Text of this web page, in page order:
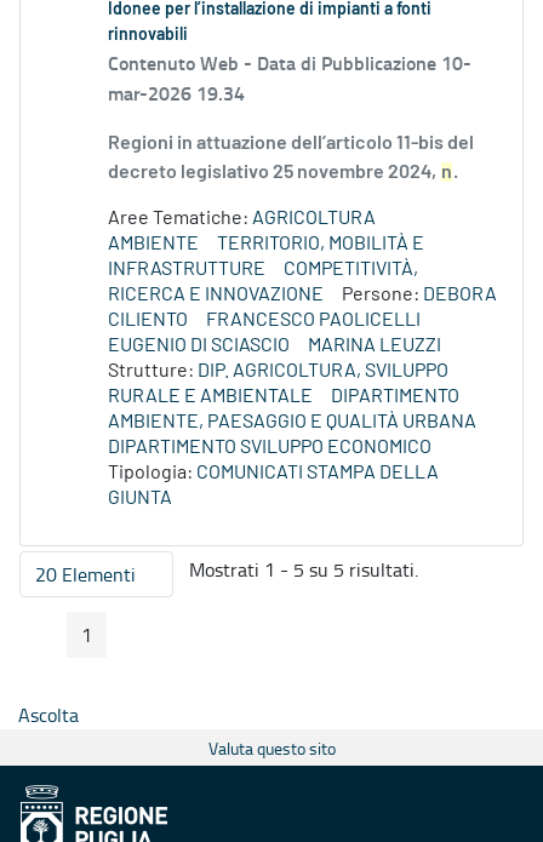
Idonee per l’installazione di impianti a fonti
rinnovabili
Contenuto Web - Data di Pubblicazione 10-
mar-2026 19.34
Regioni in attuazione dell’articolo 11-bis del
decreto legislativo 25 novembre 2024, n.
Aree Tematiche: AGRICOLTURA
AMBIENTE
TERRITORIO, MOBILITÀ E
INFRASTRUTTURE
COMPETITIVITÀ,
RICERCA E INNOVAZIONE
Persone: DEBORA
CILIENTO
FRANCESCO PAOLICELLI
EUGENIO DI SCIASCIO
MARINA LEUZZI
Strutture: DIP. AGRICOLTURA, SVILUPPO
RURALE E AMBIENTALE
DIPARTIMENTO
AMBIENTE, PAESAGGIO E QUALITÀ URBANA
DIPARTIMENTO SVILUPPO ECONOMICO
Tipologia: COMUNICATI STAMPA DELLA
GIUNTA
20 ElementiPer pagina
Mostrati 1 - 5 su 5 risultati.
Pagina Precedente
Pagina
1
Ascolta
Valuta questo sito